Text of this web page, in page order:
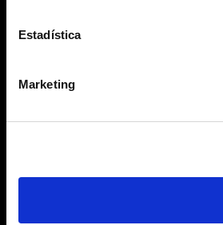
Estadística
Marketing